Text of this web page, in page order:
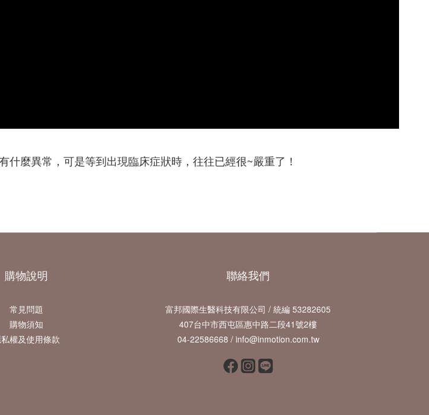
麼異常，可是等到出現臨床症狀時，往往已經很~嚴重了！
購物說明
常見問題
購物須知
權及使用條款
聯絡我們
富邦國際生醫科技有限公司 / 統編 53282605
407台中市西屯區惠中路二段41號2樓
04-22586668 / info@inmotion.com.tw